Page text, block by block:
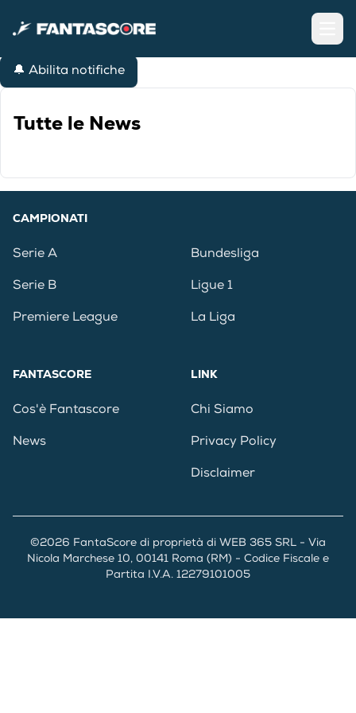
🔔 Abilita notifiche
Tutte le News
CAMPIONATI
Serie A
Serie B
Premiere League
Bundesliga
Ligue 1
La Liga
FANTASCORE
Cos'è Fantascore
News
LINK
Chi Siamo
Privacy Policy
Disclaimer
©2026 FantaScore di proprietà di WEB 365 SRL - Via
Nicola Marchese 10, 00141 Roma (RM) - Codice Fiscale e
Partita I.V.A. 12279101005